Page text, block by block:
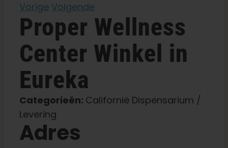
Druk op
Pheno jagen
Behoud van Caribische genetica
Neem contact op met
Vorige Volgende
Proper Wellness
Center Winkel in
Eureka
Categorieën: Californië Dispensarium /
Levering
Adres